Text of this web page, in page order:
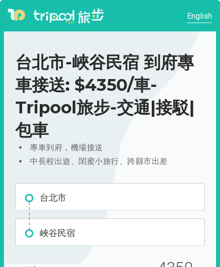
English
台北市-峽谷民宿 到府專
車接送: $4350/車-
Tripool旅步-交通|接駁|
包車
專車到府，機場接送
中長程出遊、閨蜜小旅行、跨縣市出差
台北市
峽谷民宿